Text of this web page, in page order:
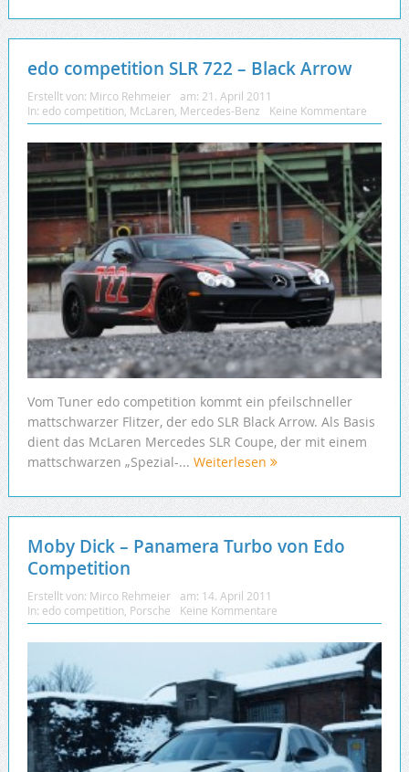
edo competition SLR 722 – Black Arrow
Erstellt von: Mirco Rehmeier am: 21. April 2011
In: edo competition, McLaren, Mercedes-Benz Keine Kommentare
Vom Tuner edo competition kommt ein pfeilschneller
mattschwarzer Flitzer, der edo SLR Black Arrow. Als Basis
dient das McLaren Mercedes SLR Coupe, der mit einem
mattschwarzen „Spezial-... Weiterlesen
Moby Dick – Panamera Turbo von Edo
Competition
Erstellt von: Mirco Rehmeier am: 14. April 2011
In: edo competition, Porsche Keine Kommentare